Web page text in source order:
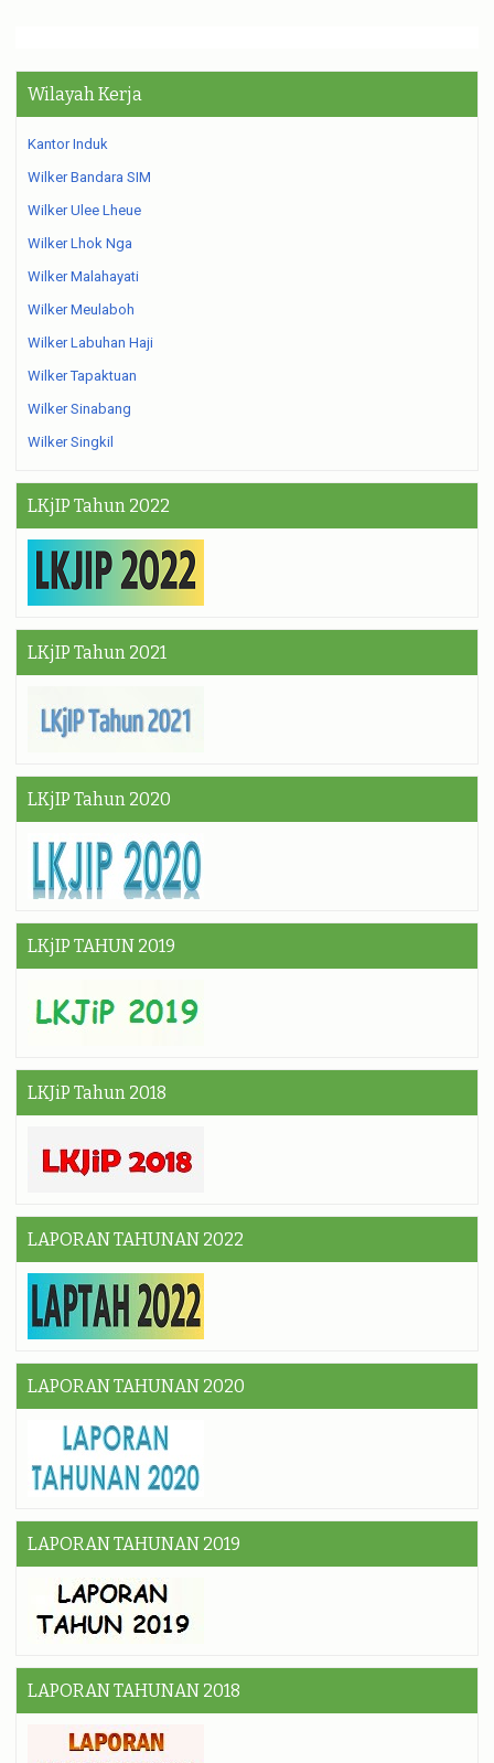
Wilayah Kerja
Kantor Induk
Wilker Bandara SIM
Wilker Ulee Lheue
Wilker Lhok Nga
Wilker Malahayati
Wilker Meulaboh
Wilker Labuhan Haji
Wilker Tapaktuan
Wilker Sinabang
Wilker Singkil
LKjIP Tahun 2022
LKjIP Tahun 2021
LKjIP Tahun 2020
LKjIP TAHUN 2019
LKJiP Tahun 2018
LAPORAN TAHUNAN 2022
LAPORAN TAHUNAN 2020
LAPORAN TAHUNAN 2019
LAPORAN TAHUNAN 2018